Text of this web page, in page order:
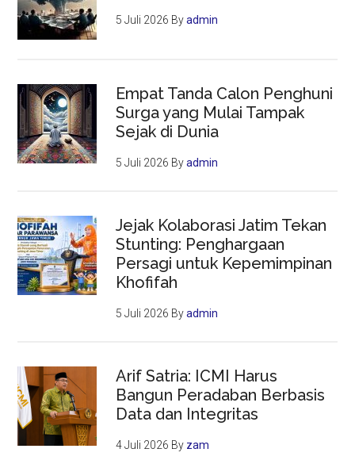
5 Juli 2026 Byadmin
Empat Tanda Calon Penghuni
Surga yang Mulai Tampak
Sejak di Dunia
5 Juli 2026 Byadmin
Jejak Kolaborasi Jatim Tekan
Stunting: Penghargaan
Persagi untuk Kepemimpinan
Khofifah
5 Juli 2026 Byadmin
Arif Satria: ICMI Harus
Bangun Peradaban Berbasis
Data dan Integritas
4 Juli 2026 By zam